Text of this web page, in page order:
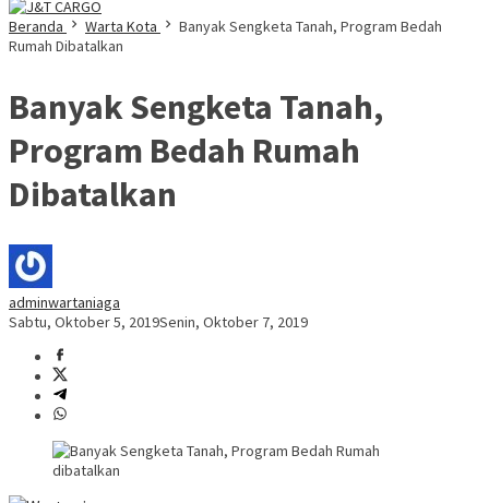
Beranda
Warta Kota
Banyak Sengketa Tanah, Program Bedah
Rumah Dibatalkan
Banyak Sengketa Tanah,
Program Bedah Rumah
Dibatalkan
adminwartaniaga
Sabtu, Oktober 5, 2019Senin, Oktober 7, 2019